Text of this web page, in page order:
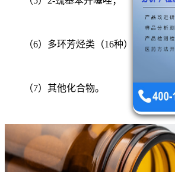
（6）多环芳烃类（16种）；
（7）其他化合物。